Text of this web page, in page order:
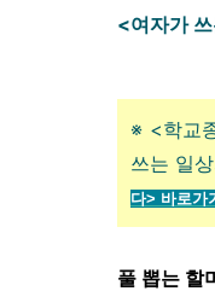
<여자가
※ <학교
쓰는 일
다> 바로가
풀 뽑는 할